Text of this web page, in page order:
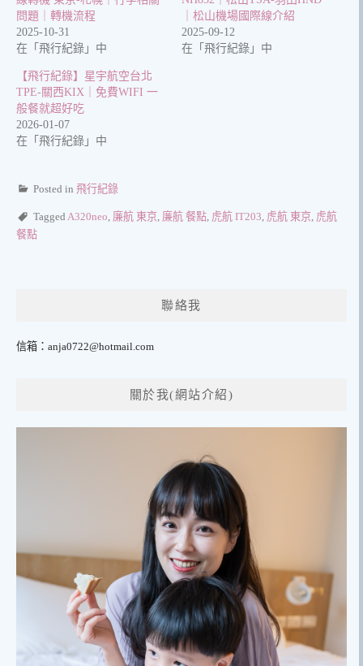
問題｜轉機流程
2025-10-31
在「飛行紀錄」中
｜松山機場國際線介紹
2025-09-12
在「飛行紀錄」中
【飛行紀錄】星宇航空台北
TPE-關西KIX｜免費WIFI 一
般餐就超好吃
2026-01-07
在「飛行紀錄」中
Posted in 飛行紀錄
Tagged A320neo, 廉航 東京, 廉航 餐點, 虎航 IT203, 虎航 東京, 虎航
餐點
聯絡我
信箱： anja0722@hotmail.com
關於我(網站介紹)